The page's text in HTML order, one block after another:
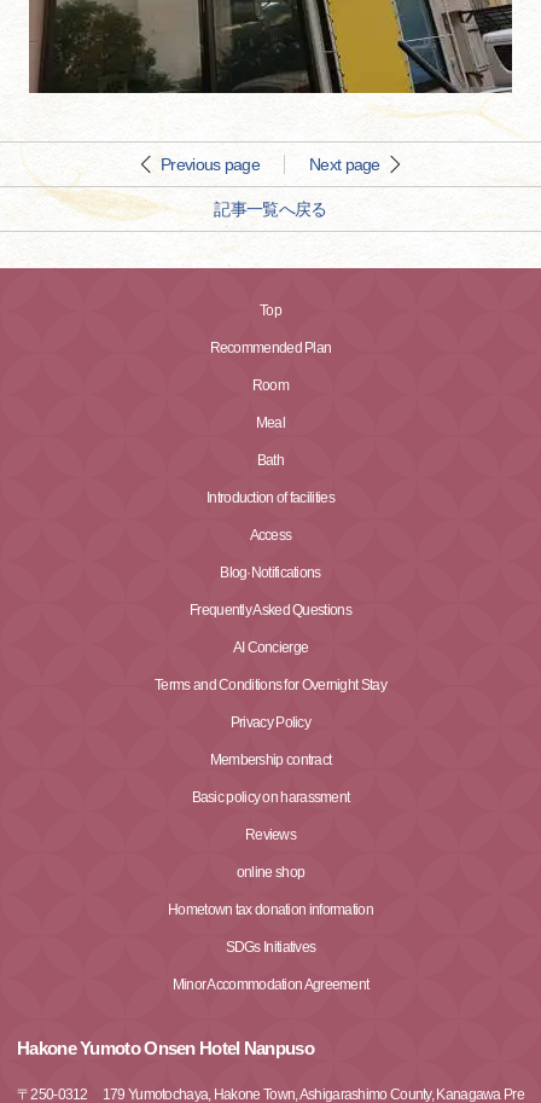
Previous page Next page
記事一覧へ戻る
Top
Recommended Plan
Room
Meal
Bath
Introduction of facilities
Access
Blog·Notifications
Frequently Asked Questions
AI Concierge
Terms and Conditions for Overnight Stay
Privacy Policy
Membership contract
Basic policy on harassment
Reviews
online shop
Hometown tax donation information
SDGs Initiatives
Minor Accommodation Agreement
Hakone Yumoto Onsen Hotel Nanpuso
〒250-0312 179 Yumotochaya, Hakone Town, Ashigarashimo County, Kanagawa Pre